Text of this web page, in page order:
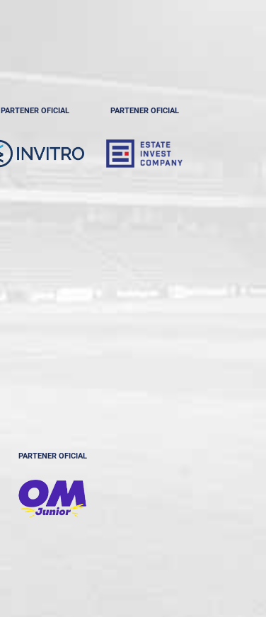
PARTENER OFICIAL PARTENER OFICIAL
PARTENER OFICIAL